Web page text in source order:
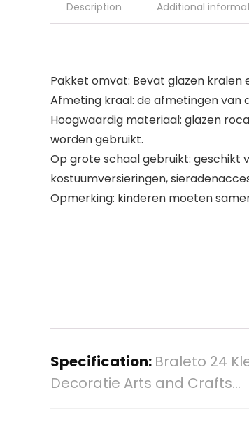
Description Additional
Pakket omvat: Bevat glazen
Afmeting kraal: de afmetingen van
Hoogwaardig materiaal: glazen
worden gebruikt.
Op grote schaal gebruikt: geschikt
kostuumversieringen,
Opmerking: kinderen moeten
Specification: Braleto 24
Decoratie Arts and Crafts…